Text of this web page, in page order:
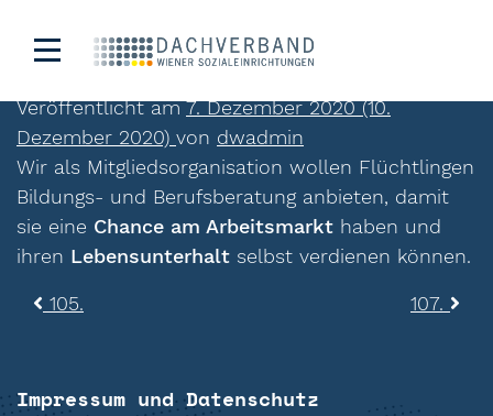
106.
Veröffentlicht am7. Dezember 2020(10.
Dezember 2020) von dwadmin
Wir als Mitgliedsorganisation wollen Flüchtlingen
Bildungs- und Berufsberatung anbieten, damit
sie eine Chance am Arbeitsmarkt haben und
ihren Lebensunterhalt selbst verdienen können.
Beitragsnavigation
105. 107.
Impressum und Datenschutz